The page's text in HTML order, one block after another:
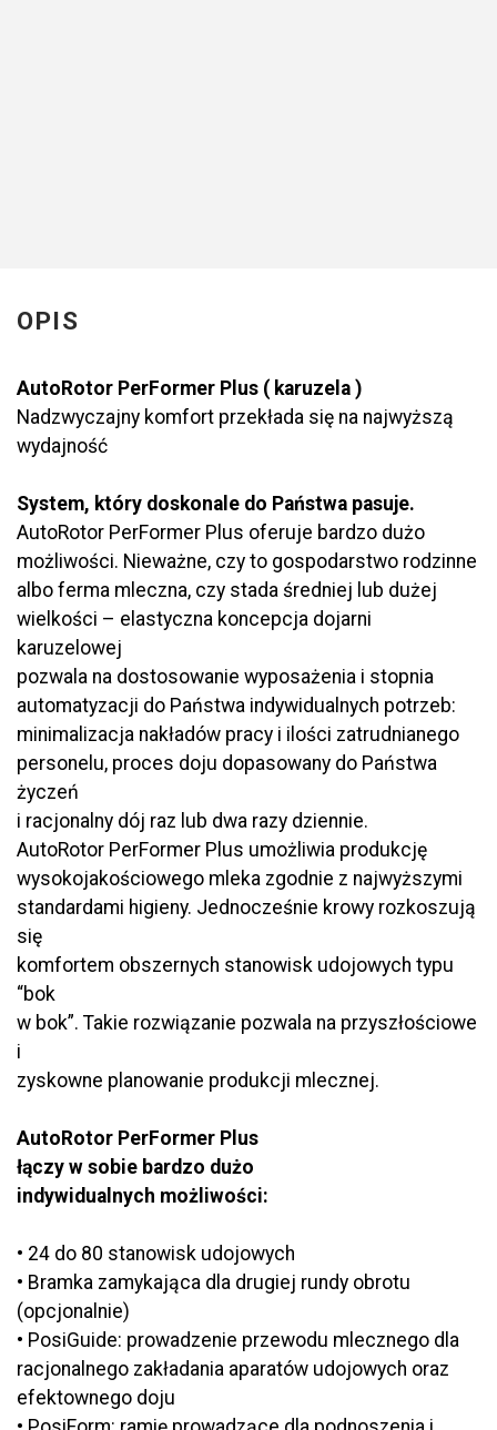
OPIS
AutoRotor PerFormer Plus ( karuzela )
Nadzwyczajny komfort przekłada się na najwyższą
wydajność
System, który doskonale do Państwa pasuje.
AutoRotor PerFormer Plus oferuje bardzo dużo
możliwości. Nieważne, czy to gospodarstwo rodzinne
albo ferma mleczna, czy stada średniej lub dużej
wielkości – elastyczna koncepcja dojarni
karuzelowej
pozwala na dostosowanie wyposażenia i stopnia
automatyzacji do Państwa indywidualnych potrzeb:
minimalizacja nakładów pracy i ilości zatrudnianego
personelu, proces doju dopasowany do Państwa
życzeń
i racjonalny dój raz lub dwa razy dziennie.
AutoRotor PerFormer Plus umożliwia produkcję
wysokojakościowego mleka zgodnie z najwyższymi
standardami higieny. Jednocześnie krowy rozkoszują
się
komfortem obszernych stanowisk udojowych typu
“bok
w bok”. Takie rozwiązanie pozwala na przyszłościowe
i
zyskowne planowanie produkcji mlecznej.
AutoRotor PerFormer Plus
łączy w sobie bardzo dużo
indywidualnych możliwości:
• 24 do 80 stanowisk udojowych
• Bramka zamykająca dla drugiej rundy obrotu
(opcjonalnie)
• PosiGuide: prowadzenie przewodu mlecznego dla
racjonalnego zakładania aparatów udojowych oraz
efektownego doju